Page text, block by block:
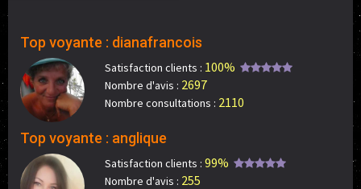
Top voyante : dianafrancois
Satisfaction clients : 100%
Nombre d'avis : 2697
Nombre consultations : 2110
Top voyante : anglique
Satisfaction clients : 99%
Nombre d'avis : 255